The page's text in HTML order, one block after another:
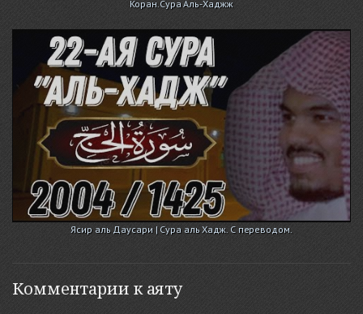
Коран.Сура Аль-Хаджж
Ясир аль Даусари | Сура аль Хадж. С переводом.
Комментарии к аяту